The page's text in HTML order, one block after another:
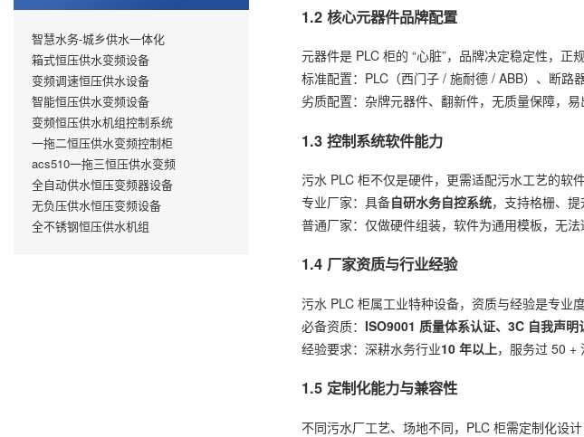
智慧水务-城乡供水一体化
箱式恒压供水变频设备
变频调速恒压供水设备
智能恒压供水变频设备
变频恒压供水机组控制系统
一拖二恒压供水变频控制柜
acs510一拖三恒压供水变频
全自动供水恒压变频器设备
无负压供水恒压变频设备
全不锈钢恒压供水机组
1.2 核心元器件品牌配置
元器件是 PLC 柜的 “心脏”，品牌决定稳定性，正
标准配置：PLC（西门子 / 施耐德 / ABB）、断路
劣质配置：杂牌元器件、翻新件，无质量保障，
1.3 控制系统软件能力
污水 PLC 柜不仅是硬件，更需适配污水工艺的软件
专业厂家：具备自研水务自控系统，支持格栅、
普通厂家：仅做硬件组装，软件为通用模板，无
1.4 厂家资质与行业经验
污水 PLC 柜属工业特种设备，资质与经验是专业
必备资质： ISO9001 质量体系认证、3C 自我声明
经验要求：深耕水务行业10 年以上，服务过 50 +
1.5 定制化能力与兼容性
不同污水厂工艺、场地不同，PLC 柜需定制化设计